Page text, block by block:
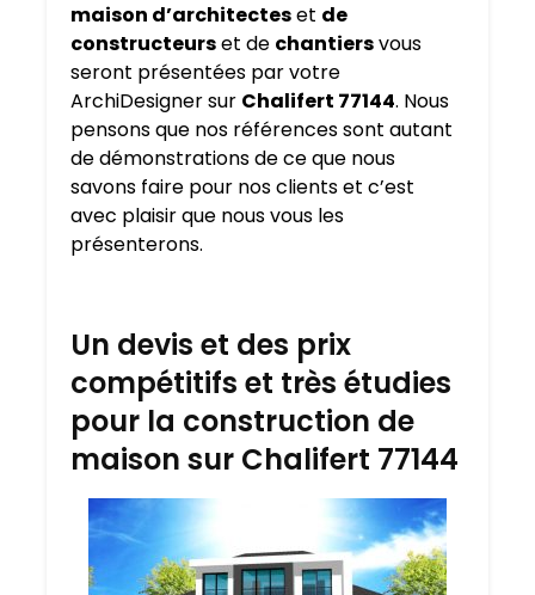
maison d’architecteset de
constructeurset de chantiersvous
seront présentées par votre
ArchiDesigner sur Chalifert 77144. Nous
pensons que nos références sont autant
de démonstrations de ce que nous
savons faire pour nos clients et c’est
avec plaisir que nous vous les
présenterons.
Un devis et des prix
compétitifs et très étudies
pour la construction de
maison sur Chalifert 77144